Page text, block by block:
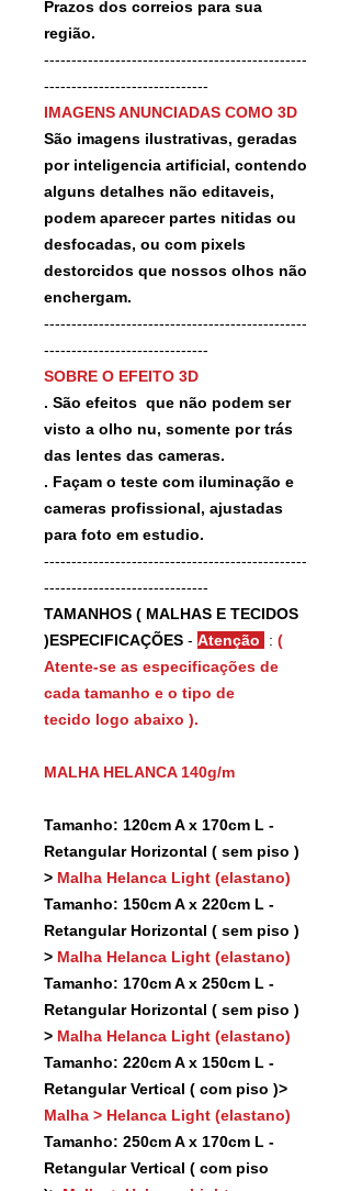
Prazos dos correios para sua
região.
------------------------------------------------
------------------------------
IMAGENS ANUNCIADAS COMO 3D
São imagens ilustrativas, geradas
por inteligencia artificial, contendo
alguns detalhes não editaveis,
podem aparecer partes nitidas ou
desfocadas, ou com pixels
destorcidos que nossos olhos não
enchergam.
------------------------------------------------
------------------------------
SOBRE O EFEITO 3D
. São efeitos que não podem ser
visto a olho nu, somente por trás
das lentes das cameras.
. Façam o teste com iluminação e
cameras profissional, ajustadas
para foto em estudio.
------------------------------------------------
------------------------------
TAMANHOS ( MALHAS E TECIDOS
)ESPECIFICAÇÕES - Atenção : (
Atente-se as especificações de
cada tamanho e o tipo de
tecido logo abaixo ).
MALHA HELANCA 140g/m
Tamanho: 120cm A x 170cm L -
Retangular Horizontal ( sem piso )
> Malha Helanca Light (elastano)
Tamanho: 150cm A x 220cm L -
Retangular Horizontal ( sem piso )
> Malha Helanca Light (elastano)
Tamanho: 170cm A x 250cm L -
Retangular Horizontal ( sem piso )
> Malha Helanca Light (elastano)
Tamanho: 220cm A x 150cm L -
Retangular Vertical ( com piso )>
Malha > Helanca Light (elastano)
Tamanho: 250cm A x 170cm L -
Retangular Vertical ( com piso